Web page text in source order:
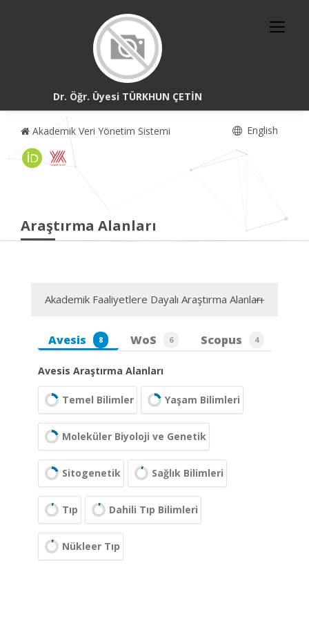
Dr. Öğr. Üyesi TÜRKHUN ÇETİN
Akademik Veri Yönetim Sistemi English
Araştırma Alanları
Akademik Faaliyetlere Dayalı Araştırma Alanları
Avesis 8 WoS 6 Scopus 4
Avesis Araştırma Alanları
Temel Bilimler Yaşam Bilimleri
Moleküler Biyoloji ve Genetik
Sitogenetik Sağlık Bilimleri
Tıp Dahili Tıp Bilimleri
Nükleer Tıp